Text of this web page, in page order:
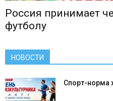
Россия принимает
футболу
НОВОСТИ
Спорт-норма